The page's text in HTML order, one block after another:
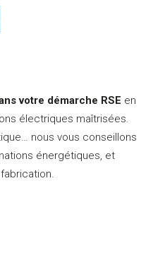
votre démarche RSE en
électriques maîtrisées.
nous vous conseillons
énergétiques, et